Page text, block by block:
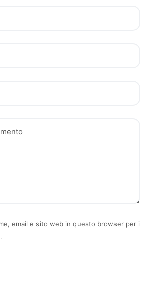
email e sito web in questo browser per i